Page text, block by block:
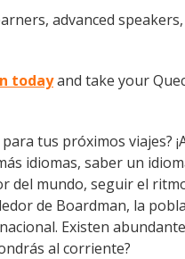
advanced
todayand take your
tus próximos viajes?
idiomas, saber un
del mundo, seguir el
de Boardman, la
Existen
al corriente?